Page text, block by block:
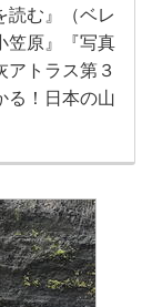
読む』（ベレ
原』『写真
アトラス第３
る！日本の山